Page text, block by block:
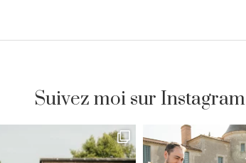
Suivez moi sur Instagram